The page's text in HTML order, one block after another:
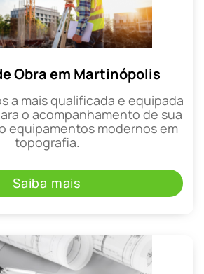
Obra em Martinópolis
a mais qualificada e equipada
o acompanhamento de sua
equipamentos modernos em
topografia.
Saiba mais